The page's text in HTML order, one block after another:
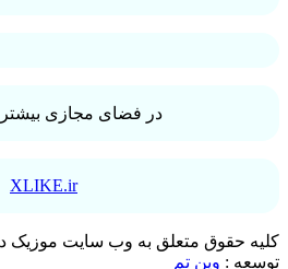
آرکان حسینی
آرم1
در فضای مجازی بیشتر
XLIKE.ir
کلیه حقوق متعلق به وب سایت موزیک
توسعه : وین تم